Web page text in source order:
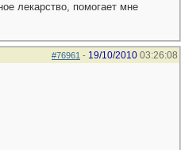
лекарство, помогает мне
#76961 - 19/10/2010 03:26:08